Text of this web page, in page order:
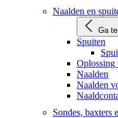
Naalden en
Ga
Spuiten
Oplossing
Naalden
Naalden
Sondes, baxters